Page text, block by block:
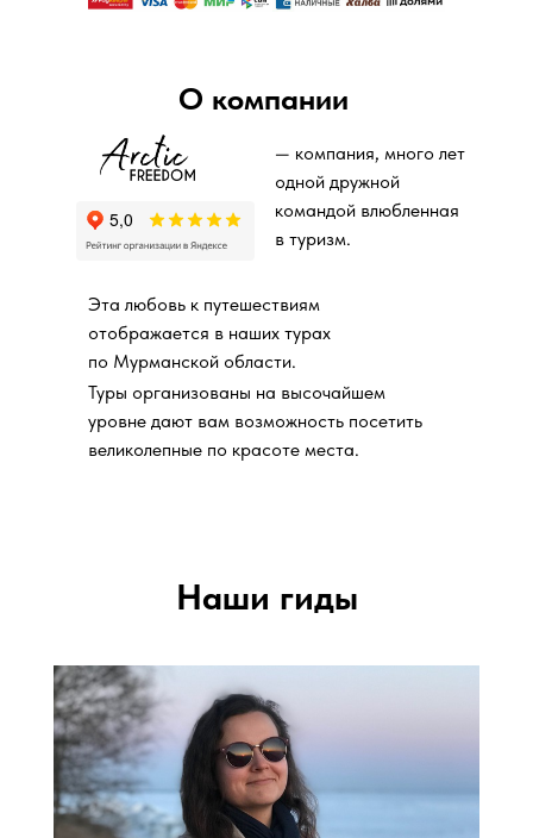
— компания, много лет
одной дружной
командой влюбленная
в туризм.
О компании
Туры организованы на высочайшем
уровне дают вам возможность посетить
великолепные по красоте места.
Эта любовь к путешествиям
отображается в наших турах
по Мурманской области.
Наши гиды